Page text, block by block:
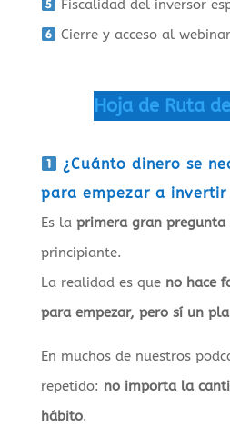
Fiscalidad del inversor
Cierre y acceso al
Hoja de Ruta
¿Cuánto dinero se
para empezar a invertir
Es la primera gran pregunta
principiante.
La realidad es que no hace
para empezar, pero sí un
En muchos de nuestros
repetido: no importa la
hábito.